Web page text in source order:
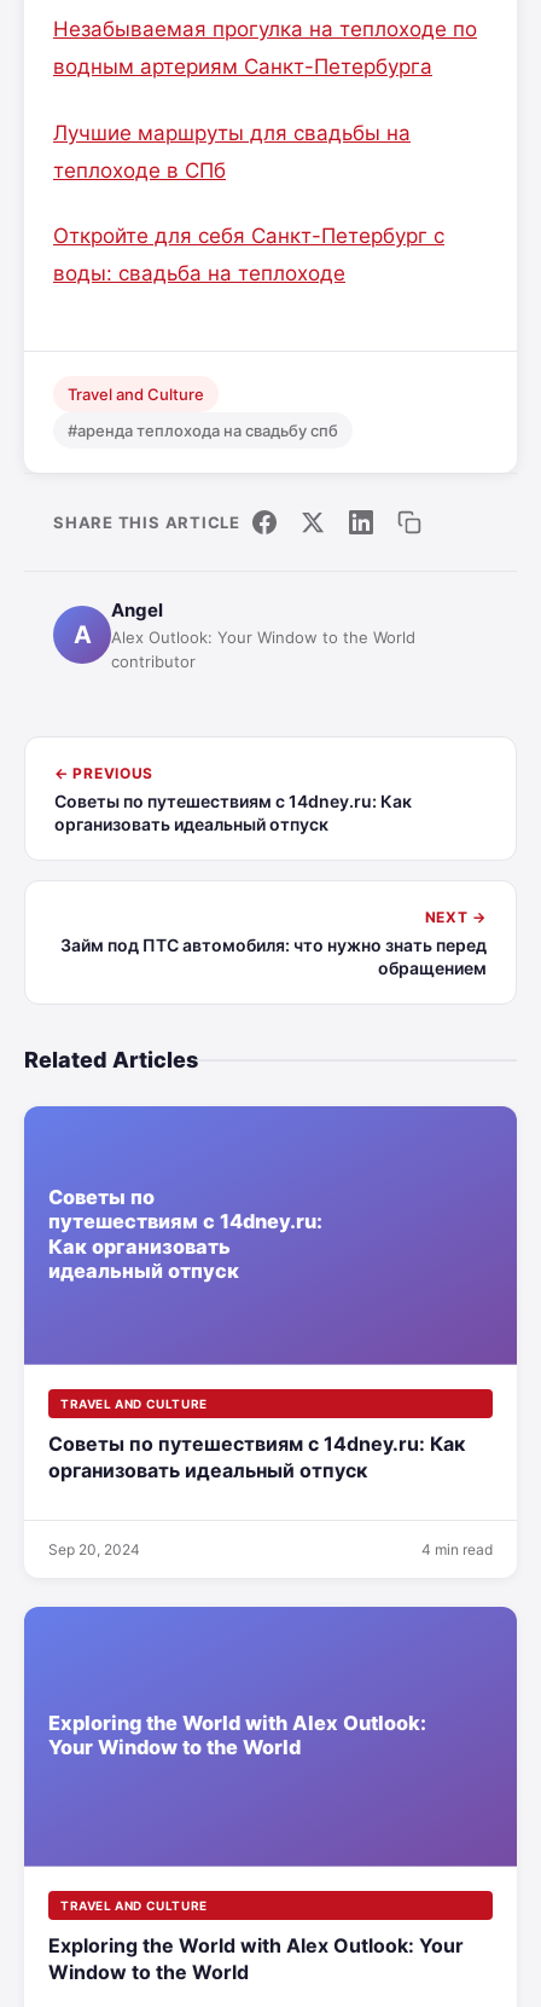
Незабываемая прогулка на теплоходе по
водным артериям Санкт-Петербурга
Лучшие маршруты для свадьбы на
теплоходе в СПб
Откройте для себя Санкт-Петербург с
воды: свадьба на теплоходе
Travel and Culture
#аренда теплохода на свадьбу спб
SHARE THIS ARTICLE
A
Angel
Alex Outlook: Your Window to the World
contributor
← PREVIOUS
Советы по путешествиям с 14dney.ru: Как
организовать идеальный отпуск
NEXT →
Займ под ПТС автомобиля: что нужно знать перед
обращением
Related Articles
TRAVEL AND CULTURE
Советы по путешествиям с 14dney.ru: Как
организовать идеальный отпуск
Sep 20, 2024 4 min read
TRAVEL AND CULTURE
Exploring the World with Alex Outlook: Your
Window to the World